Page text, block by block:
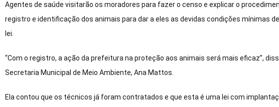
Agentes de saúde visitarão os moradores para fazer o censo e explicar o
registro e identificação dos animais para dar a eles as devidas condições mínimas
lei.
“Com o registro, a ação da prefeitura na proteção aos animais será mais eficaz”,
Secretaria Municipal de Meio Ambiente, Ana Mattos.
Ela contou que os técnicos já foram contratados e que esta é uma lei com